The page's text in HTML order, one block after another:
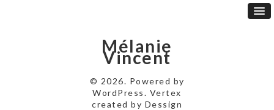
Mélanie
Vincent
© 2026. Powered by
WordPress. Vertex
created by Dessign